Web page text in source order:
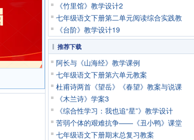
《竹里馆》教学设计2
七年级语文下册第二单元阅读综合实践教
《台阶》教学设计19
推荐下载
阿长与《山海经》教学课例
七年级语文下册第六单元教案
杜甫诗两首《望岳》《春望》教案与说课
《木兰诗》学案3
《综合性学习：我也追“星”》教学设计
苦弱个体的艰难抗争——《丑小鸭》课堂
七年级语文下册期末总复习教案